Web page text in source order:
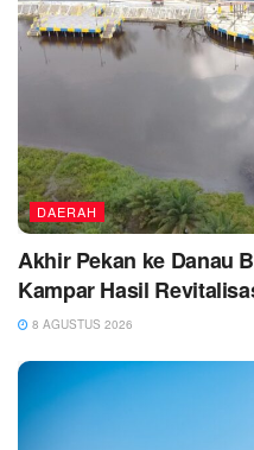
DAERAH
Akhir Pekan ke Danau
Kampar Hasil
8 AGUSTUS 2026